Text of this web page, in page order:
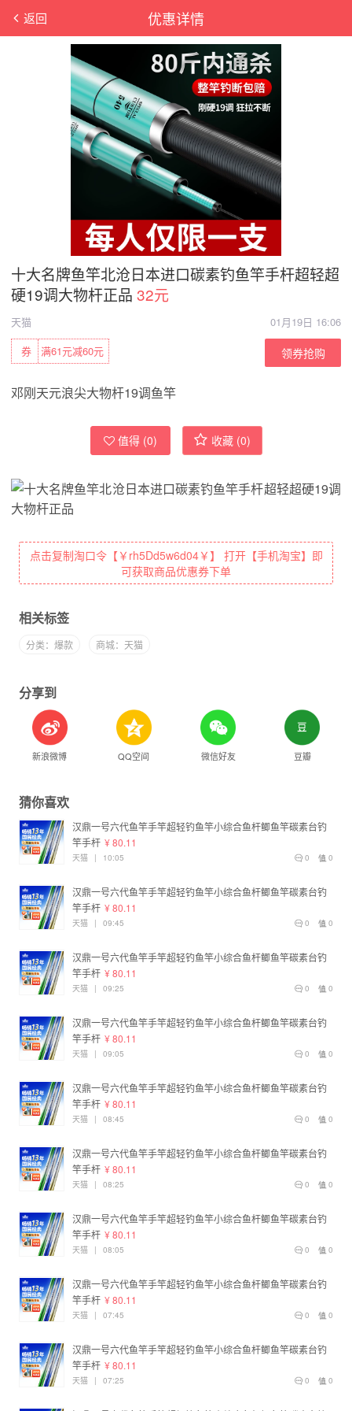
优惠详情
返回
十大名牌鱼竿北沧日本进口碳素钓鱼竿手杆超轻超
硬19调大物杆正品 32元
天猫
01月19日 16:06
满61元减60元
券 领券抢购
邓刚天元浪尖大物杆19调鱼竿
值得 (0) 收藏 (0)
点击复制淘口令【￥rh5Dd5w6d04￥】 打开【手机淘宝】即
可获取商品优惠券下单
相关标签
分类：爆款 商城：天猫
分享到
新浪微博 QQ空间 微信好友 豆瓣
猜你喜欢
汉鼎一号六代鱼竿手竿超轻钓鱼竿小综合鱼杆鲫鱼竿碳素台钓
竿手杆 ¥ 80.11
0
0
天猫 | 10:05
汉鼎一号六代鱼竿手竿超轻钓鱼竿小综合鱼杆鲫鱼竿碳素台钓
竿手杆 ¥ 80.11
0
0
天猫 | 09:45
汉鼎一号六代鱼竿手竿超轻钓鱼竿小综合鱼杆鲫鱼竿碳素台钓
竿手杆 ¥ 80.11
0
0
天猫 | 09:25
汉鼎一号六代鱼竿手竿超轻钓鱼竿小综合鱼杆鲫鱼竿碳素台钓
竿手杆 ¥ 80.11
0
0
天猫 | 09:05
汉鼎一号六代鱼竿手竿超轻钓鱼竿小综合鱼杆鲫鱼竿碳素台钓
竿手杆 ¥ 80.11
0
0
天猫 | 08:45
汉鼎一号六代鱼竿手竿超轻钓鱼竿小综合鱼杆鲫鱼竿碳素台钓
竿手杆 ¥ 80.11
0
0
天猫 | 08:25
汉鼎一号六代鱼竿手竿超轻钓鱼竿小综合鱼杆鲫鱼竿碳素台钓
竿手杆 ¥ 80.11
0
0
天猫 | 08:05
汉鼎一号六代鱼竿手竿超轻钓鱼竿小综合鱼杆鲫鱼竿碳素台钓
竿手杆 ¥ 80.11
0
0
天猫 | 07:45
汉鼎一号六代鱼竿手竿超轻钓鱼竿小综合鱼杆鲫鱼竿碳素台钓
竿手杆 ¥ 80.11
0
0
天猫 | 07:25